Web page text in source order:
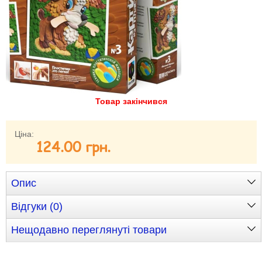
Пароль
Запам'ятати мене
Забули свій пароль?
Забули своє Ім’я Користувача?Товар закінчився
Ціна:
124.00 грн.
Опис
Відгуки (0)
Нещодавно переглянуті товари